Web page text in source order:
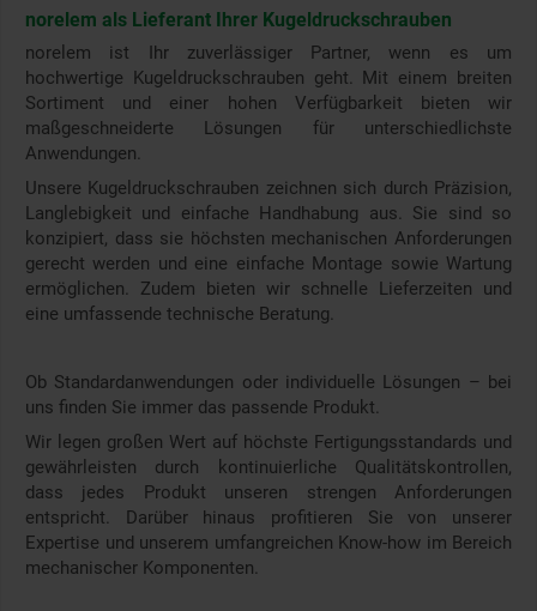
norelem als Lieferant Ihrer Kugeldruckschrauben
norelem ist Ihr zuverlässiger Partner, wenn es um
hochwertige Kugeldruckschrauben geht. Mit einem breiten
Sortiment und einer hohen Verfügbarkeit bieten wir
maßgeschneiderte Lösungen für unterschiedlichste
Anwendungen.
Unsere Kugeldruckschrauben zeichnen sich durch Präzision,
Langlebigkeit und einfache Handhabung aus. Sie sind so
konzipiert, dass sie höchsten mechanischen Anforderungen
gerecht werden und eine einfache Montage sowie Wartung
ermöglichen. Zudem bieten wir schnelle Lieferzeiten und
eine umfassende technische Beratung.
Ob Standardanwendungen oder individuelle Lösungen – bei
uns finden Sie immer das passende Produkt.
Wir legen großen Wert auf höchste Fertigungsstandards und
gewährleisten durch kontinuierliche Qualitätskontrollen,
dass jedes Produkt unseren strengen Anforderungen
entspricht. Darüber hinaus profitieren Sie von unserer
Expertise und unserem umfangreichen Know-how im Bereich
mechanischer Komponenten.